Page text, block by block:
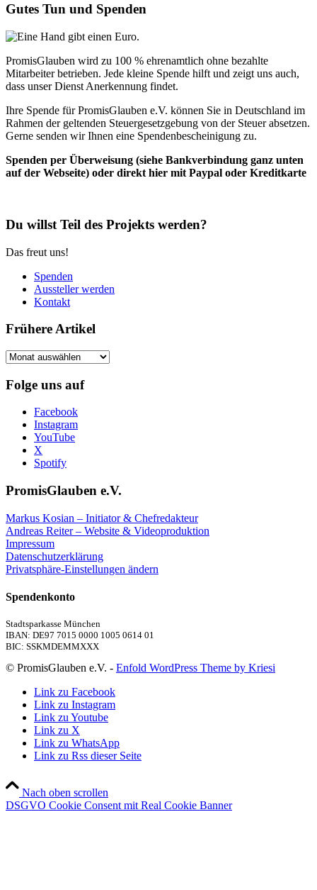
Gutes Tun und Spenden
PromisGlauben wird zu 100 % ehrenamtlich ohne bezahlte
Mitarbeiter betrieben. Jede kleine Spende hilft und zeigt uns auch,
dass unser Dienst Anerkennung findet.
Ihre Spende für PromisGlauben e.V. können Sie in Deutschland im
Rahmen der geltenden Steuergesetzgebung von der Steuer absetzen.
Gerne senden wir Ihnen eine Spendenbescheinigung zu.
Spenden per Überweisung (siehe Bankverbindung ganz unten
auf der Webseite) oder direkt hier mit Paypal oder Kreditkarte
Du willst Teil des Projekts werden?
Das freut uns!
Spenden
Aussteller werden
Kontakt
Frühere Artikel
Frühere
Folge uns auf
Facebook
Instagram
YouTube
X
Spotify
PromisGlauben e.V.
Markus Kosian – Initiator & Chefredakteur
Andreas Reiter – Website & Videoproduktion
Impressum
Datenschutzerklärung
Privatsphäre-Einstellungen ändern
Spendenkonto
Stadtsparkasse München
IBAN: DE97 7015 0000 1005 0614 01
BIC: SSKMDEMMXXX
© PromisGlauben e.V. - Enfold WordPress Theme by Kriesi
Link zu Facebook
Link zu Instagram
Link zu Youtube
Link zu X
Link zu WhatsApp
Link zu Rss dieser Seite
Nach oben scrollen
DSGVO Cookie Consent mit Real Cookie Banner